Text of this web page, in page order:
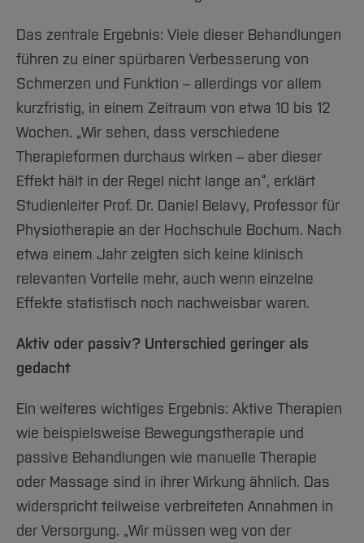
Das zentrale Ergebnis: Viele dieser Behandlungen
führen zu einer spürbaren Verbesserung von
Schmerzen und Funktion – allerdings vor allem
kurzfristig, in einem Zeitraum von etwa 10 bis 12
Wochen. „Wir sehen, dass verschiedene
Therapieformen durchaus wirken – aber dieser
Effekt hält in der Regel nicht lange an“, erklärt
Studienleiter Prof. Dr. Daniel Belavy, Professor für
Physiotherapie an der Hochschule Bochum. Nach
etwa einem Jahr zeigten sich keine klinisch
relevanten Vorteile mehr, auch wenn einzelne
Effekte statistisch noch nachweisbar waren.
Aktiv oder passiv? Unterschied geringer als
gedacht
Ein weiteres wichtiges Ergebnis: Aktive Therapien
wie beispielsweise Bewegungstherapie und
passive Behandlungen wie manuelle Therapie
oder Massage sind in ihrer Wirkung ähnlich. Das
widerspricht teilweise verbreiteten Annahmen in
der Versorgung. „Wir müssen weg von der